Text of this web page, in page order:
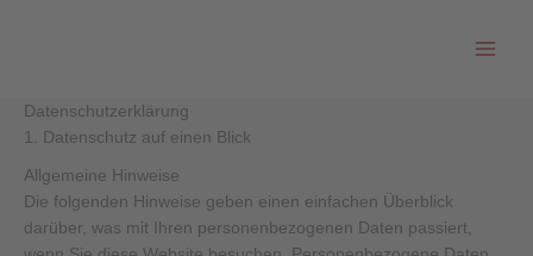
Datenschutz­erklärung
1. Datenschutz auf einen Blick
Allgemeine Hinweise
Die folgenden Hinweise geben einen einfachen Überblick
darüber, was mit Ihren personenbezogenen Daten passiert,